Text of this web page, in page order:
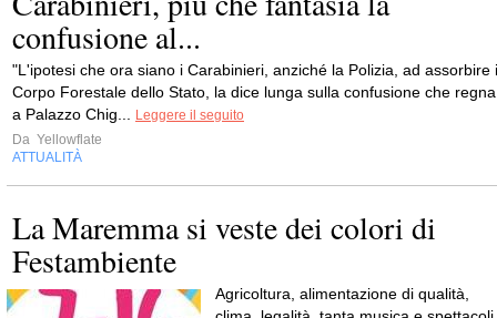
confusione al...
"L'ipotesi che ora siano i Carabinieri, anziché la Polizia, ad assorbire
Corpo Forestale dello Stato, la dice lunga sulla confusione che regna
a Palazzo Chig...
Leggere il seguito
Da Yellowflate
ATTUALITÀ
La Maremma si veste dei colori di
Festambiente
Agricoltura, alimentazione di qualità,